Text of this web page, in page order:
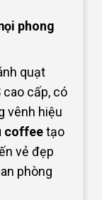
phong
quạt
cao cấp, có
vênh hiệu
coffeetạo
vẻ đẹp
phòng